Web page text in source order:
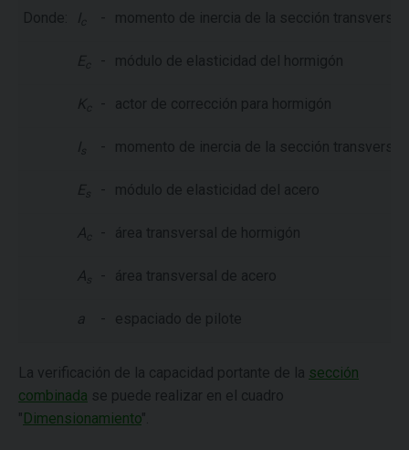
Donde: I - momento de inercia de la sección transversal
E - módulo de elasticidad del hormigón
K - actor de corrección para hormigón
Is - momento de inercia de la sección transversal
E s - módulo de elasticidad del acero
A - área transversal de hormigón
As - área transversal de acero
a - espaciado de pilote
La verificación de la capacidad portante de la sección
combinada se puede realizar en el cuadro
"Dimensionamiento".